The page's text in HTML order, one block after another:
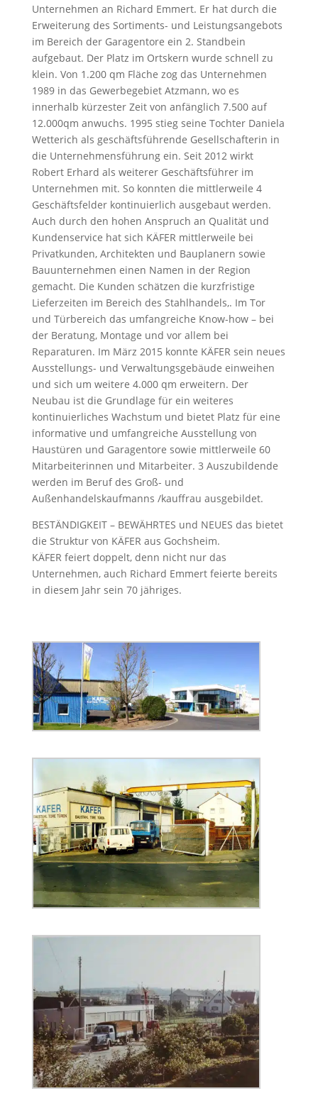
Unternehmen an Richard Emmert. Er hat durch die
Erweiterung des Sortiments- und Leistungsangebots
im Bereich der Garagentore ein 2. Standbein
aufgebaut. Der Platz im Ortskern wurde schnell zu
klein. Von 1.200 qm Fläche zog das Unternehmen
1989 in das Gewerbegebiet Atzmann, wo es
innerhalb kürzester Zeit von anfänglich 7.500 auf
12.000qm anwuchs. 1995 stieg seine Tochter Daniela
Wetterich als geschäftsführende Gesellschafterin in
die Unternehmensführung ein. Seit 2012 wirkt
Robert Erhard als weiterer Geschäftsführer im
Unternehmen mit. So konnten die mittlerweile 4
Geschäftsfelder kontinuierlich ausgebaut werden.
Auch durch den hohen Anspruch an Qualität und
Kundenservice hat sich KÄFER mittlerweile bei
Privatkunden, Architekten und Bauplanern sowie
Bauunternehmen einen Namen in der Region
gemacht. Die Kunden schätzen die kurzfristige
Lieferzeiten im Bereich des Stahlhandels,. Im Tor
und Türbereich das umfangreiche Know-how – bei
der Beratung, Montage und vor allem bei
Reparaturen. Im März 2015 konnte KÄFER sein neues
Ausstellungs- und Verwaltungsgebäude einweihen
und sich um weitere 4.000 qm erweitern. Der
Neubau ist die Grundlage für ein weiteres
kontinuierliches Wachstum und bietet Platz für eine
informative und umfangreiche Ausstellung von
Haustüren und Garagentore sowie mittlerweile 60
Mitarbeiterinnen und Mitarbeiter. 3 Auszubildende
werden im Beruf des Groß- und
Außenhandelskaufmanns /kauffrau ausgebildet.
BESTÄNDIGKEIT – BEWÄHRTES und NEUES das bietet
die Struktur von KÄFER aus Gochsheim.
KÄFER feiert doppelt, denn nicht nur das
Unternehmen, auch Richard Emmert feierte bereits
in diesem Jahr sein 70 jähriges.